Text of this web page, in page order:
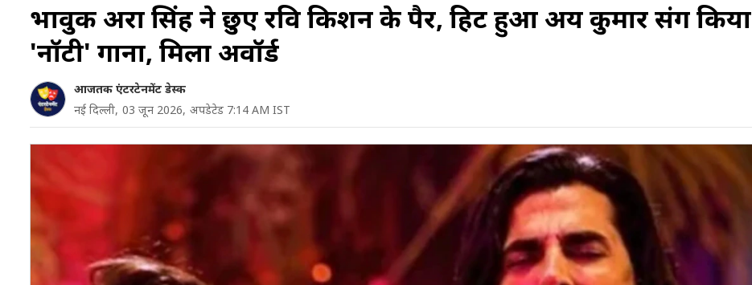
भावुक अक्षरा सिंह ने छुए रवि किशन के पैर, हिट हुआ अक्षय कुमार संग किया
'नॉटी' गाना, मिला अवॉर्ड
आजतक एंटरटेनमेंट डेस्क
नई दिल्ली, 03 जून 2026, अपडेटेड 7:14 AM IST